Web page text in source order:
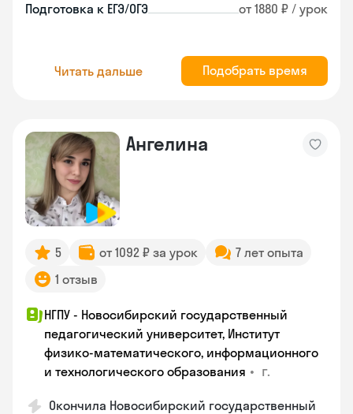
Подготовка к ЕГЭ/ОГЭ от 1880 ₽ / урок
Читать дальше Подобрать время
Ангелина
5 от 1092 ₽ за урок
7 лет опыта
1 отзыв
НГПУ - Новосибирский государственный
педагогический университет, Институт
физико-математического, информационного
и технологического образования • г.
Окончила Новосибирский государственный